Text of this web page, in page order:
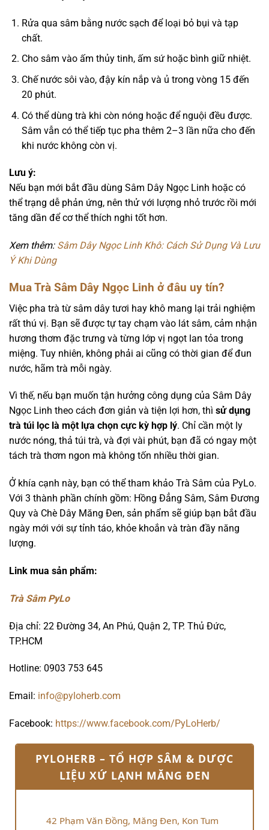
Rửa qua sâm bằng nước sạch để loại bỏ bụi và tạp
chất.
Cho sâm vào ấm thủy tinh, ấm sứ hoặc bình giữ nhiệt.
Chế nước sôi vào, đậy kín nắp và ủ trong vòng 15 đến
20 phút.
Có thể dùng trà khi còn nóng hoặc để nguội đều được.
Sâm vẫn có thể tiếp tục pha thêm 2–3 lần nữa cho đến
khi nước không còn vị.
Lưu ý:
Nếu bạn mới bắt đầu dùng Sâm Dây Ngọc Linh hoặc có
thể trạng dễ phản ứng, nên thử với lượng nhỏ trước rồi mới
tăng dần để cơ thể thích nghi tốt hơn.
Xem thêm: Sâm Dây Ngọc Linh Khô: Cách Sử Dụng Và Lưu
Ý Khi Dùng
Mua Trà Sâm Dây Ngọc Linh ở đâu uy tín?
Việc pha trà từ sâm dây tươi hay khô mang lại trải nghiệm
rất thú vị. Bạn sẽ được tự tay chạm vào lát sâm, cảm nhận
hương thơm đặc trưng và từng lớp vị ngọt lan tỏa trong
miệng. Tuy nhiên, không phải ai cũng có thời gian để đun
nước, hãm trà mỗi ngày.
Vì thế, nếu bạn muốn tận hưởng công dụng của Sâm Dây
Ngọc Linh theo cách đơn giản và tiện lợi hơn, thì sử dụng
trà túi lọc là một lựa chọn cực kỳ hợp lý. Chỉ cần một ly
nước nóng, thả túi trà, và đợi vài phút, bạn đã có ngay một
tách trà thơm ngon mà không tốn nhiều thời gian.
Ở khía cạnh này, bạn có thể tham khảo Trà Sâm của PyLo.
Với 3 thành phần chính gồm: Hồng Đẳng Sâm, Sâm Đương
Quy và Chè Dây Măng Đen, sản phẩm sẽ giúp bạn bắt đầu
ngày mới với sự tỉnh táo, khỏe khoắn và tràn đầy năng
lượng.
Link mua sản phẩm:
Trà Sâm PyLo
Địa chỉ: 22 Đường 34, An Phú, Quận 2, TP. Thủ Đức,
TP.HCM
Hotline: 0903 753 645
Email: info@pyloherb.com
Facebook: https://www.facebook.com/PyLoHerb/
PYLOHERB – TỔ HỢP SÂM & DƯỢC
LIỆU XỨ LẠNH MĂNG ĐEN
42 Phạm Văn Đồng, Măng Đen, Kon Tum